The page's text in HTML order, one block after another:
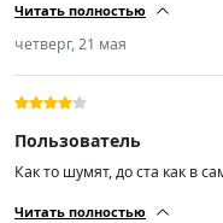
Читать полностью
четверг, 21 мая
Пользователь
Как то шумят, до ста как в
Читать полностью